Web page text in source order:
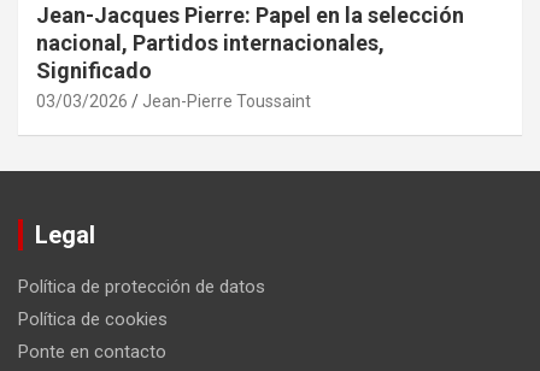
Jean-Jacques Pierre: Papel en la selección
nacional, Partidos internacionales,
Significado
03/03/2026 Jean-Pierre Toussaint
Legal
Política de protección de datos
Política de cookies
Ponte en contacto